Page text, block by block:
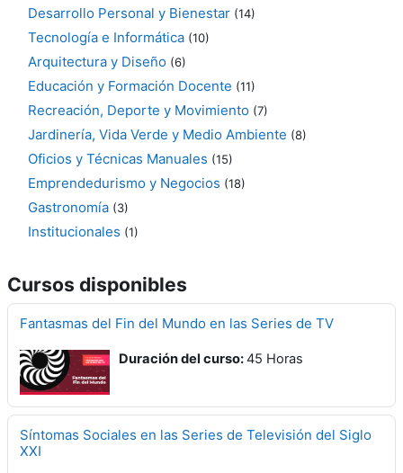
Desarrollo Personal y Bienestar (14)
Tecnología e Informática (10)
Arquitectura y Diseño (6)
Educación y Formación Docente (11)
Recreación, Deporte y Movimiento (7)
Jardinería, Vida Verde y Medio Ambiente (8)
Oficios y Técnicas Manuales (15)
Emprendedurismo y Negocios (18)
Gastronomía (3)
Institucionales (1)
Cursos disponibles
Fantasmas del Fin del Mundo en las Series de TV
Duración del curso:45 Horas
Síntomas Sociales en las Series de Televisión del Siglo
XXI